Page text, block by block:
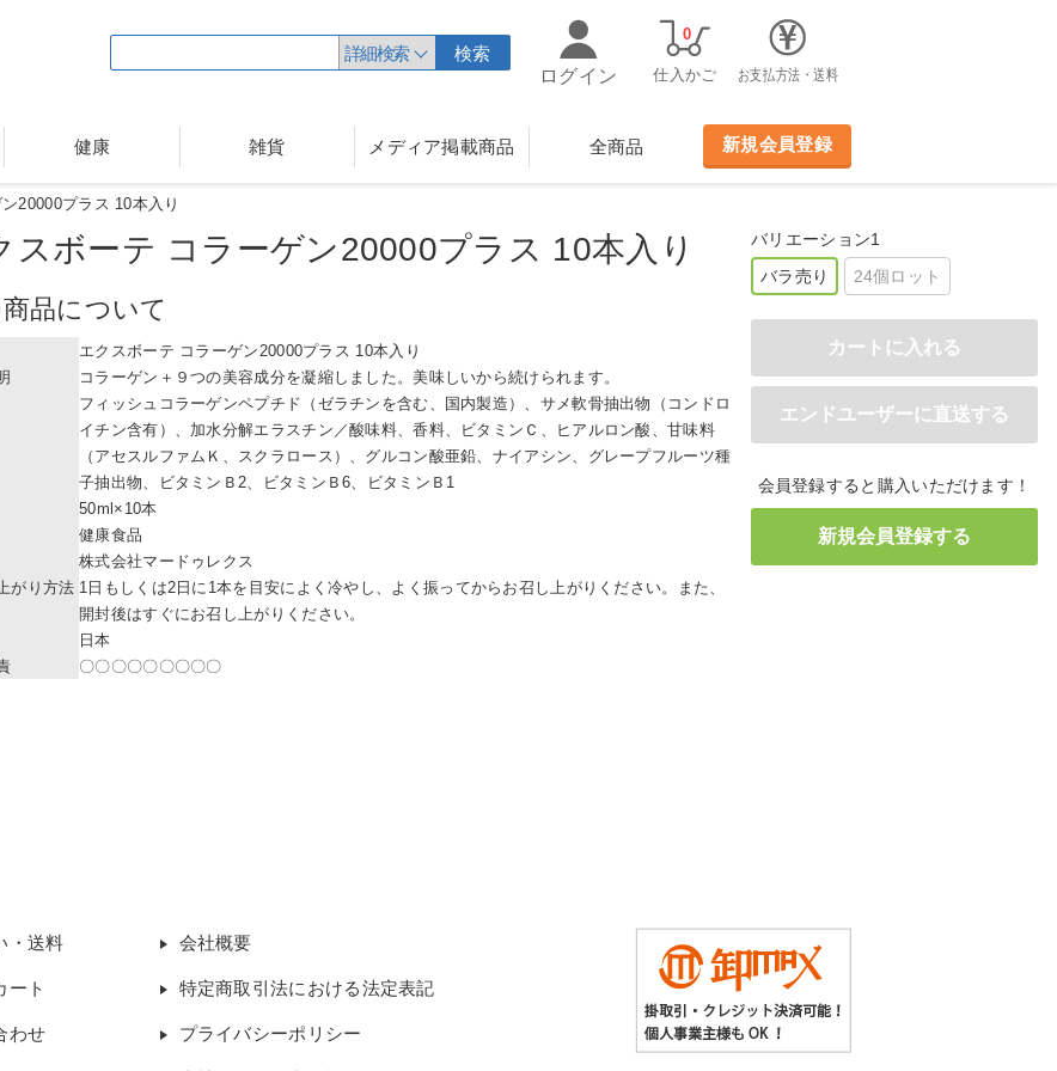
詳細検索
検索
ログイン
仕入かご
0
お支払方法・送料
健康 雑貨 メディア掲載商品 全商品 新規会員登録
20000プラス 10本入り
バリエーション1
バラ売り
24個ロット
会員登録すると購入いただけます！
スボーテ コラーゲン20000プラ ス 10本入り
品について
エクスボーテ コラーゲン20000プラス 10本入り
コラーゲン＋９つの美容成分を凝縮しました。美味しいから続けられます。
フィッシュコラーゲンペプチド（ゼラチンを含む、国内製造）、サメ軟骨抽出物（コンドロ
イチン含有）、加水分解エラスチン／酸味料、香料、ビタミンＣ、ヒアルロン酸、甘味料
（アセスルファムＫ、スクラロース）、グルコン酸亜鉛、ナイアシン、グレープフルーツ種
子抽出物、ビタミンＢ2、ビタミンＢ6、ビタミンＢ1
50ml×10本
健康食品
株式会社マードゥレクス
がり方法 1日もしくは2日に1本を目安によく冷やし、よく振ってからお召し上がりください。また、
開封後はすぐにお召し上がりください。
日本
〇〇〇〇〇〇〇〇〇
・送料
ート
わせ
会社概要
特定商取引法における法定表記
プライバシーポリシー